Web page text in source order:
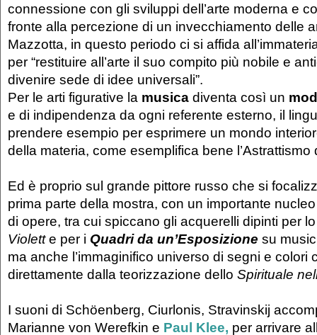
connessione con gli sviluppi dell’arte moderna e
fronte alla percezione di un invecchiamento delle
Mazzotta, in questo periodo ci si affida
per “restituire all’arte il suo compito più nobile e
divenire sede di idee universali”.
Per le arti figurative la musica diventa così un
e di indipendenza da ogni referente esterno, il
prendere esempio per esprimere un mondo
della materia, come esemplifica bene l’Astrattismo
Ed è proprio sul grande pittore russo che si
prima parte della mostra, con un importante
di opere, tra cui spiccano gli acquerelli dipinti per
Violette per i Quadri da un’Esposizione su
ma anche l’immaginifico universo di segni e colori
direttamente dalla teorizzazione dello Spirituale
I suoni di Schöenberg, Ciurlonis, Stravinskij
Marianne von Werefkin e Paul Klee, per arrivare